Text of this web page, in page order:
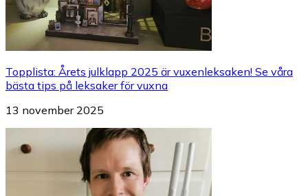
Topplista: Årets julklapp 2025 är vuxenleksaken! Se våra
bästa tips på leksaker för vuxna
13 november 2025